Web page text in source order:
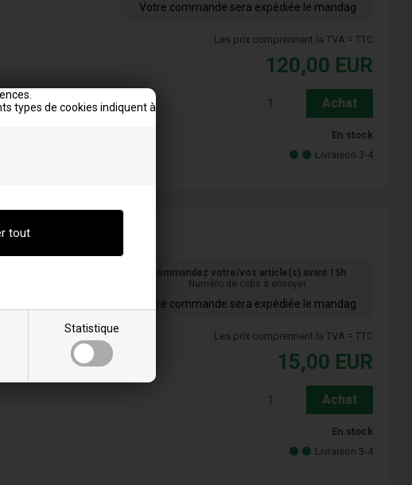
types de cookies indiquent à
Statistique
Votre commande sera expédiée le mandag
Les prix comprennent la TVA = TTC
120,00 EUR
Achat
En stock
Livraison 3-4
Commandez votre/vos article(s) avant 15h
Numéro de colis à envoyer
Votre commande sera expédiée le mandag
Les prix comprennent la TVA = TTC
15,00 EUR
Achat
En stock
Livraison 3-4